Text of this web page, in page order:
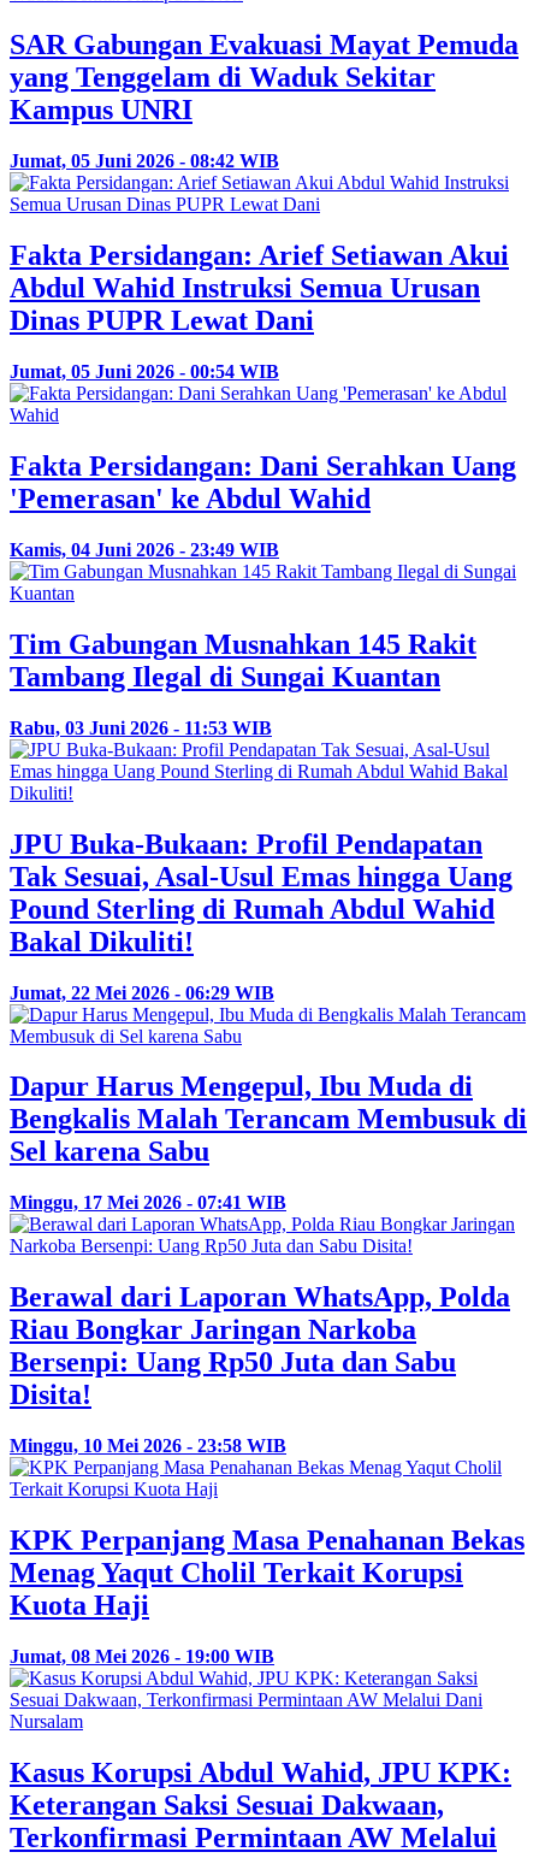
SAR Gabungan Evakuasi Mayat Pemuda
yang Tenggelam di Waduk Sekitar
Kampus UNRI
Jumat, 05 Juni 2026 - 08:42 WIB
Fakta Persidangan: Arief Setiawan Akui
Abdul Wahid Instruksi Semua Urusan
Dinas PUPR Lewat Dani
Jumat, 05 Juni 2026 - 00:54 WIB
Fakta Persidangan: Dani Serahkan Uang
'Pemerasan' ke Abdul Wahid
Kamis, 04 Juni 2026 - 23:49 WIB
Tim Gabungan Musnahkan 145 Rakit
Tambang Ilegal di Sungai Kuantan
Rabu, 03 Juni 2026 - 11:53 WIB
JPU Buka-Bukaan: Profil Pendapatan
Tak Sesuai, Asal-Usul Emas hingga Uang
Pound Sterling di Rumah Abdul Wahid
Bakal Dikuliti!
Jumat, 22 Mei 2026 - 06:29 WIB
Dapur Harus Mengepul, Ibu Muda di
Bengkalis Malah Terancam Membusuk di
Sel karena Sabu
Minggu, 17 Mei 2026 - 07:41 WIB
Berawal dari Laporan WhatsApp, Polda
Riau Bongkar Jaringan Narkoba
Bersenpi: Uang Rp50 Juta dan Sabu
Disita!
Minggu, 10 Mei 2026 - 23:58 WIB
KPK Perpanjang Masa Penahanan Bekas
Menag Yaqut Cholil Terkait Korupsi
Kuota Haji
Jumat, 08 Mei 2026 - 19:00 WIB
Kasus Korupsi Abdul Wahid, JPU KPK:
Keterangan Saksi Sesuai Dakwaan,
Terkonfirmasi Permintaan AW Melalui